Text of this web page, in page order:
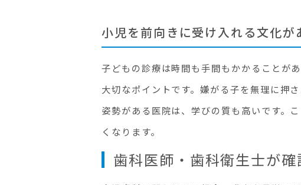
小児を前向きに受け入れる文化が
子どもの診療は時間も手間もかかることが
大切なポイントです。嫌がる子を無理に押
姿勢がある医院は、学びの質も高いです。
くなります。
歯科医師・歯科衛生士が